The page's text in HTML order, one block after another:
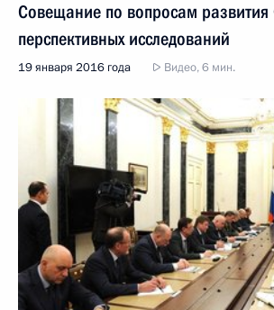
Совещание по вопросам
перспективных исследований
19 января 2016 года Видео, 6 мин.